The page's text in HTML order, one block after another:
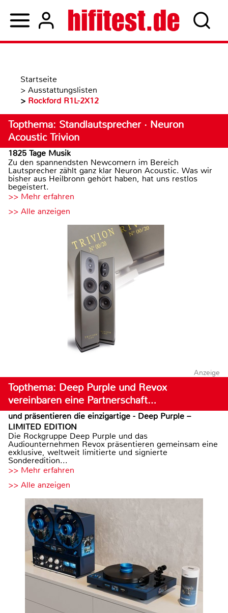
Startseite
> Ausstattungslisten
> Rockford R1L-2X12
Topthema: Standlautsprecher · Neuron
Acoustic Trivion
1825 Tage Musik
Zu den spannendsten Newcomern im Bereich
Lautsprecher zählt ganz klar Neuron Acoustic. Was wir
bisher aus Heilbronn gehört haben, hat uns restlos
begeistert.
>> Mehr erfahren
>> Alle anzeigen
Anzeige
Topthema: Deep Purple und Revox
vereinbaren eine Partnerschaft…
und präsentieren die einzigartige - Deep Purple –
LIMITED EDITION
Die Rockgruppe Deep Purple und das
Audiounternehmen Revox präsentieren gemeinsam eine
exklusive, weltweit limitierte und signierte
Sonderedition...
>> Mehr erfahren
>> Alle anzeigen